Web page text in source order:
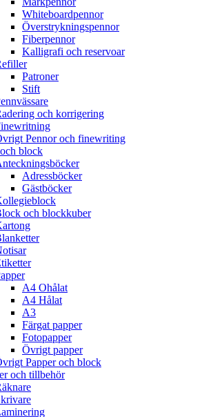
Whiteboardpennor
Överstrykningspennor
Fiberpennor
Kalligrafi och reservoar
Patroner
Stift
och korrigering
Pennor och finewriting
block
Adressböcker
Gästböcker
och blockkuber
A4 Ohålat
A4 Hålat
A3
Färgat papper
Fotopapper
Övrigt papper
Papper och block
och tillbehör